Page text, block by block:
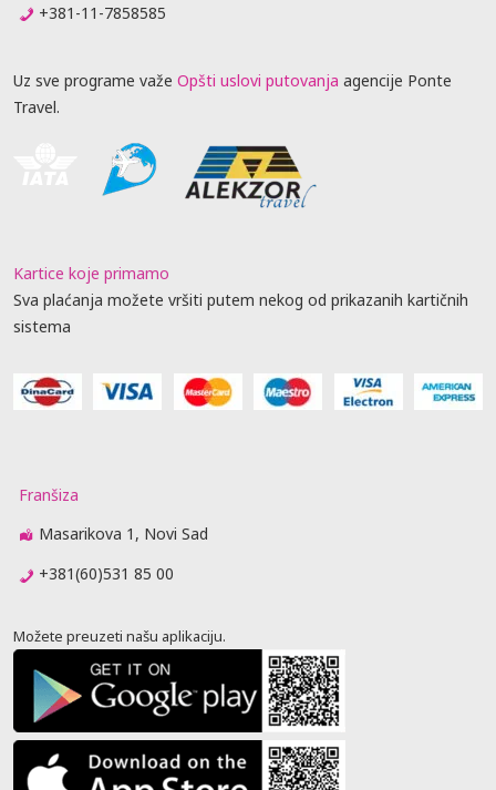
+381-11-7858585
Uz sve programe važe Opšti uslovi putovanja agencije Ponte
Travel.
Kartice koje primamo
Sva plaćanja možete vršiti putem nekog od prikazanih kartičnih
sistema
Franšiza
Masarikova 1, Novi Sad
+381(60)531 85 00
Možete preuzeti našu aplikaciju.